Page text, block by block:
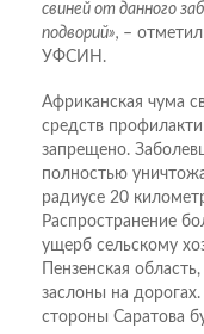
свиней от данного
подворий», –
УФСИН.
Африканская чума
средств
запрещено.
полностью
радиусе 20
Распространение
ущерб сельскому
Пензенская
заслоны на
стороны Саратова